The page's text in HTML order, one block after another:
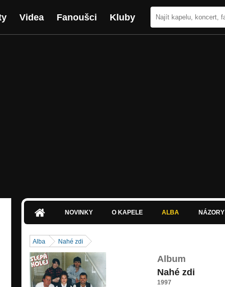
Videa Fanoušci Kluby
NOVINKY O KAPELE ALBA NÁZORY
Alba Nahé zdi
Album
Nahé zdi
1997